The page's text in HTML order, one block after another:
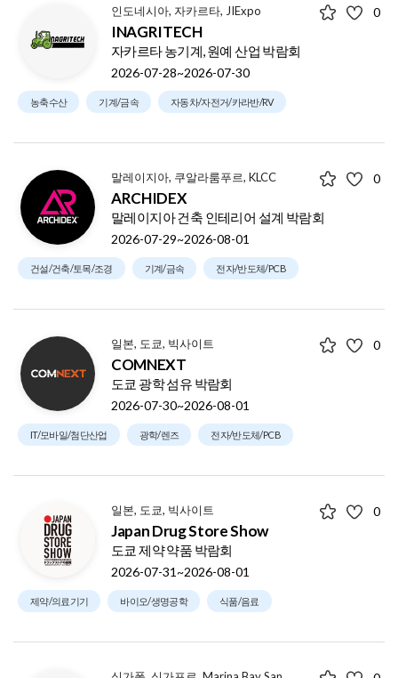
인도네시아, 자카르타, JIExpo 0
INAGRITECH
자카르타 농기계, 원예 산업 박람회
2026-07-28~2026-07-30
농축수산 기계/금속 자동차/자전거/카라반/RV
말레이지아, 쿠알라룸푸르, KLCC 0
ARCHIDEX
말레이지아 건축 인테리어 설계 박람회
2026-07-29~2026-08-01
건설/건축/토목/조경 기계/금속 전자/반도체/PCB
일본, 도쿄, 빅사이트 0
COMNEXT
도쿄 광학 섬유 박람회
2026-07-30~2026-08-01
IT/모바일/첨단산업 광학/렌즈 전자/반도체/PCB
일본, 도쿄, 빅사이트 0
Japan Drug Store Show
도쿄 제약 약품 박람회
2026-07-31~2026-08-01
제약/의료기기 바이오/생명공학 식품/음료